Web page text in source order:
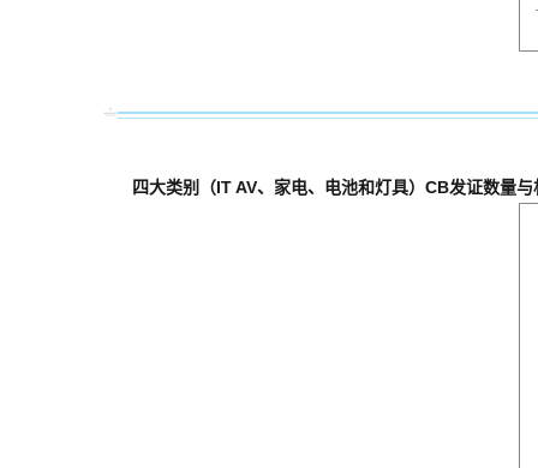
四大类别（IT AV、家电、电池和灯具）CB发证数量与